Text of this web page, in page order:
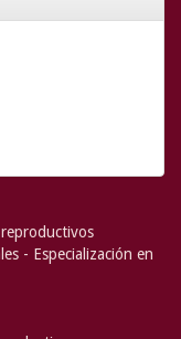
- Especialización en